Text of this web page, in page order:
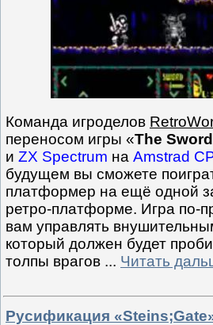
Команда игроделов
переносом игры «The
и ZX Spectrum на Amstrad
будущем вы сможете
платформер на ещё одной
ретро-платформе. Игра по-
вам управлять
который должен будет
толпы врагов ... Читать
Русификация